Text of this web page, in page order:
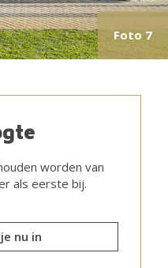
Foto 7
worden van
als eerste bij.
nu in